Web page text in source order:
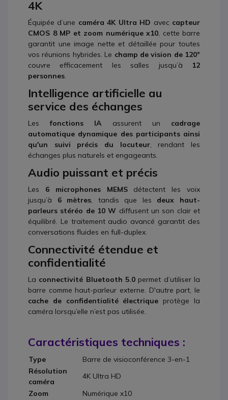
4K
Équipée d’une caméra 4K Ultra HD aveccapteur
CMOS 8 MP et zoom numérique x10, cette barre
garantit une image nette et détaillée pour toutes
vos réunions hybrides. Le champ de vision de 120°
couvre efficacement les salles jusqu’à
12
personnes.
Intelligence artificielle au
service des échanges
Les fonctions IA assurent un cadrage
automatique dynamique des participants ainsi
qu'un suivi précis du locuteur, rendant les
échanges plus naturels et engageants.
Audio puissant et précis
Les 6 microphones MEMSdétectent les voix
jusqu’à 6 mètres, tandis que les deux haut-
parleurs stéréo de 10 W diffusent un son clair et
équilibré. Le traitement audio avancé garantit des
conversations fluides en full-duplex.
Connectivité étendue et
confidentialité
La connectivité Bluetooth 5.0 permet d’utiliser la
barre comme haut-parleur externe. D'autre part, le
cache de confidentialité électriqueprotège la
caméra lorsqu’elle n’est pas utilisée.
Caractéristiques techniques :
Type
Barre de visioconférence 3-en-1
Résolution
caméra
4K Ultra HD
Zoom
Numérique x10